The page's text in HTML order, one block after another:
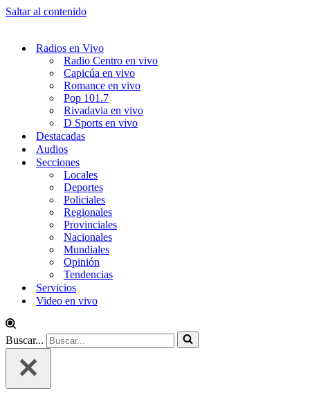
Saltar al contenido
Radios en Vivo
Radio Centro en vivo
Capicúa en vivo
Romance en vivo
Pop 101.7
Rivadavia en vivo
D Sports en vivo
Destacadas
Audios
Secciones
Locales
Deportes
Policiales
Regionales
Provinciales
Nacionales
Mundiales
Opinión
Tendencias
Servicios
Video en vivo
Buscar...